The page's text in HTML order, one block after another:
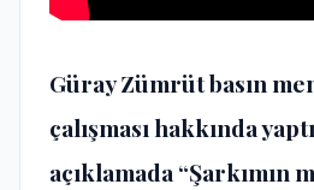
Güray Zümrüt basın
çalışması hakkında
açıklamada “Şarkımın